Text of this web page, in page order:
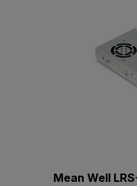
Mean Well